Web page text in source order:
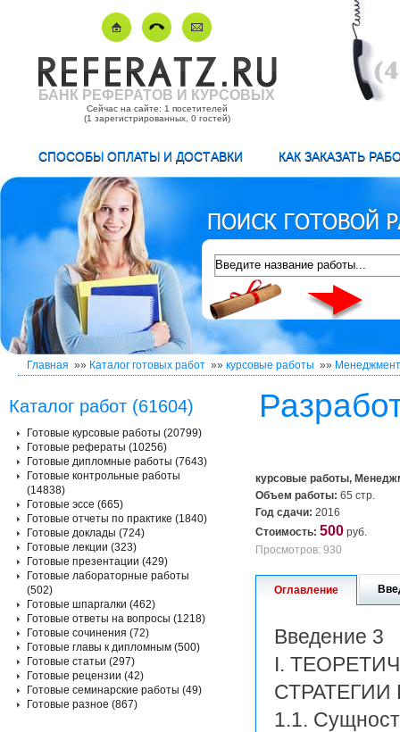
БАНК РЕФЕРАТОВ И КУРСОВЫХ
Сейчас на сайте: 1 посетителей
(1 зарегистрированных, 0 гостей)
СПОСОБЫ ОПЛАТЫ И ДОСТАВКИ КАК ЗАКАЗАТЬ
Главная »» Каталог готовых работ »» курсовые работы »» Менеджмент
курсовые работы,
Объем работы: 65 стр.
Год сдачи: 2016
Стоимость: 500 руб.
Просмотров: 930
Оглавление
Введение 3
І.
1.1.
Каталог работ (61604)
Готовые курсовые работы (20799)
Готовые рефераты (10256)
Готовые дипломные работы (7643)
Готовые контрольные работы
(14838)
Готовые эссе (665)
Готовые отчеты по практике (1840)
Готовые доклады (724)
Готовые лекции (323)
Готовые презентации (429)
Готовые лабораторные работы
(502)
Готовые шпаргалки (462)
Готовые ответы на вопросы (1218)
Готовые сочинения (72)
Готовые главы к дипломным (500)
Готовые статьи (297)
Готовые рецензии (42)
Готовые семинарские работы (49)
Готовые разное (867)